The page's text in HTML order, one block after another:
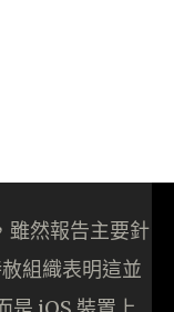
雖然報告主要針
組織表明這並